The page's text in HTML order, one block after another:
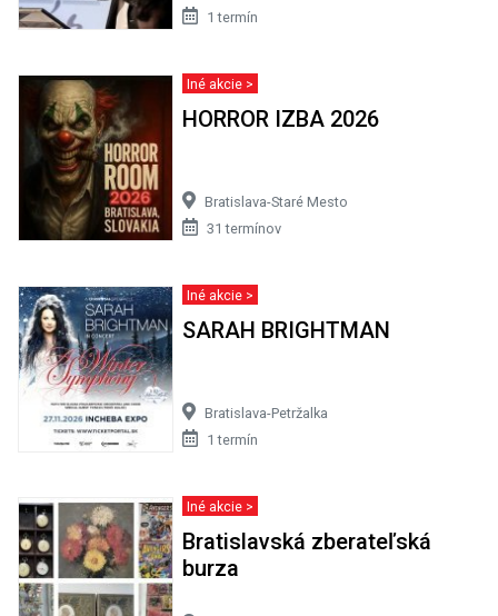
1 termín
Iné akcie >
HORROR IZBA 2026
Bratislava-Staré Mesto
31 termínov
Iné akcie >
SARAH BRIGHTMAN
Bratislava-Petržalka
1 termín
Iné akcie >
Bratislavská zberateľská
burza